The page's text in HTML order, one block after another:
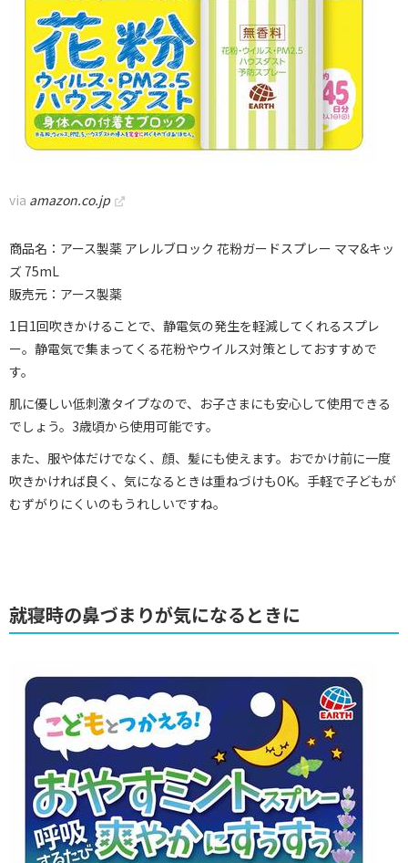
via amazon.co.jp
商品名：アース製薬 アレルブロック 花粉ガードスプレー ママ&キッ
ズ 75mL
販売元：アース製薬
1日1回吹きかけることで、静電気の発生を軽減してくれるスプレ
ー。静電気で集まってくる花粉やウイルス対策としておすすめで
す。
肌に優しい低刺激タイプなので、お子さまにも安心して使用できる
でしょう。3歳頃から使用可能です。
また、服や体だけでなく、顔、髪にも使えます。おでかけ前に一度
吹きかければ良く、気になるときは重ねづけもOK。手軽で子どもが
むずがりにくいのもうれしいですね。
就寝時の鼻づまりが気になるときに